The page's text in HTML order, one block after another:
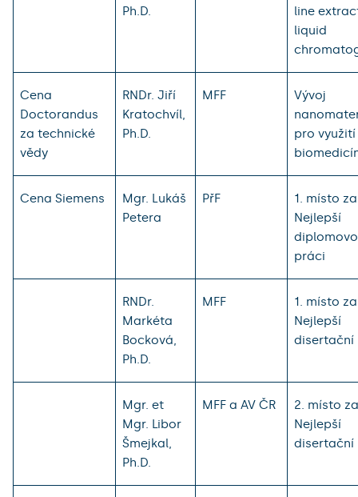
Ph.D.
line
liquid
Cena
Doctorandus
za technické
vědy
RNDr. Jiří
Kratochvíl,
Ph.D.
MFF
Vývoj
pro využití
Cena Siemens
Mgr. Lukáš
Petera
PřF
1. místo za
Nejlepší
práci
RNDr.
Markéta
Bocková,
Ph.D.
MFF
1. místo za
Nejlepší
disertační
Mgr. et
Mgr. Libor
Šmejkal,
Ph.D.
MFF a AV ČR
2. místo za
Nejlepší
disertační